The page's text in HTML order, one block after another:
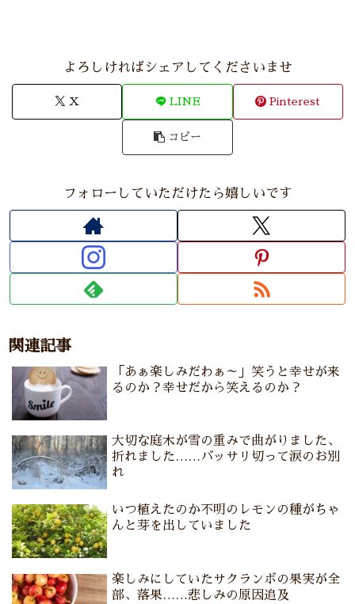
よろしければシェアしてくださいませ
X LINE Pinterest
コピー
フォローしていただけたら嬉しいです
関連記事
「あぁ楽しみだわぁ～」笑うと幸せが来
るのか？幸せだから笑えるのか？
大切な庭木が雪の重みで曲がりました、
折れました……バッサリ切って涙のお別
れ
いつ植えたのか不明のレモンの種がちゃ
んと芽を出していました
楽しみにしていたサクランボの果実が全
部、落果……悲しみの原因追及